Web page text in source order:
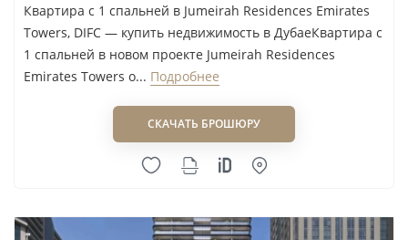
Квартира с 1 спальней в Jumeirah Residences Emirates
Towers, DIFC — купить недвижимость в ДубаеКвартира с
1 спальней в новом проекте Jumeirah Residences
Emirates Towers о... Подробнее
СКАЧАТЬ БРОШЮРУ